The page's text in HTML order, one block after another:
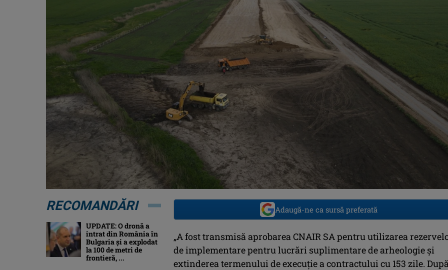
Adaugă-ne ca sursă preferată
„A fost transmisă aprobarea CNAIR SA pentru utilizarea
de implementare pentru lucrări suplimentare de arheologie și
extinderea termenului de execuție a contractului cu 153 zile.
RECOMANDĂRI
UPDATE: O dronă a
intrat din România în
Bulgaria şi a explodat
la 100 de metri de
frontieră, ...